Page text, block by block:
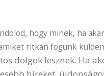
hogy minek, ha
ritkán fogunk
dolgok lesznek. Ha